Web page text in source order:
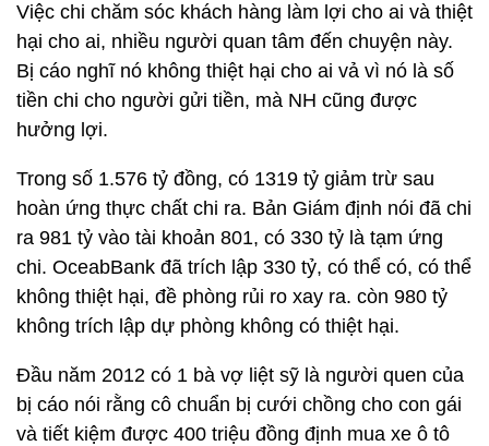
Việc chi chăm sóc khách hàng làm lợi cho ai và thiệt
hại cho ai, nhiều người quan tâm đến chuyện này.
Bị cáo nghĩ nó không thiệt hại cho ai vả vì nó là số
tiền chi cho người gửi tiền, mà NH cũng được
hưởng lợi.
Trong số 1.576 tỷ đồng, có 1319 tỷ giảm trừ sau
hoàn ứng thực chất chi ra. Bản Giám định nói đã chi
ra 981 tỷ vào tài khoản 801, có 330 tỷ là tạm ứng
chi. OceabBank đã trích lập 330 tỷ, có thể có, có thể
không thiệt hại, đề phòng rủi ro xay ra. còn 980 tỷ
không trích lập dự phòng không có thiệt hại.
Đầu năm 2012 có 1 bà vợ liệt sỹ là người quen của
bị cáo nói rằng cô chuẩn bị cưới chồng cho con gái
và tiết kiệm được 400 triệu đồng định mua xe ô tô